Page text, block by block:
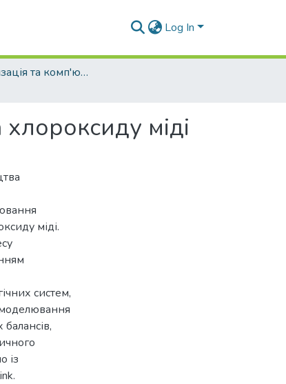
Log In
Автоматизація та комп'ютерно-інтегровані технології (рівень бакалавр)
міді
міді.
систем,
із